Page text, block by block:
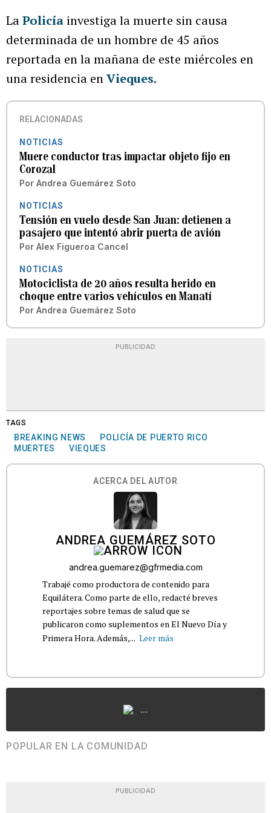
LaPolicía investiga la muerte sin causa
determinada de un hombre de 45 años
reportada en la mañana de este miércoles en
una residencia enVieques.
RELACIONADAS
NOTICIAS
Muere conductor tras impactar objeto fijo en
Corozal
Por Andrea Guemárez Soto
NOTICIAS
Tensión en vuelo desde San Juan: detienen a
pasajero que intentó abrir puerta de avión
Por Alex Figueroa Cancel
NOTICIAS
Motociclista de 20 años resulta herido en
choque entre varios vehículos en Manatí
Por Andrea Guemárez Soto
PUBLICIDAD
TAGS
BREAKING NEWS
POLICÍA DE PUERTO RICO
MUERTES
VIEQUES
ACERCA DEL AUTOR
ANDREA GUEMÁREZ SOTO
andrea.guemarez@gfrmedia.com
Trabajé como productora de contenido para
Equilátera. Como parte de ello, redacté breves
reportajes sobre temas de salud que se
publicaron como suplementos en El Nuevo Día y
Primera Hora. Además,... Leer más
...
POPULAR EN LA COMUNIDAD
PUBLICIDAD